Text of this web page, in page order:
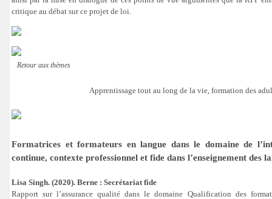
critique au débat sur ce projet de loi.
Retour aux thèmes
Apprentissage tout au long de la vie, formation des
Formatrices et formateurs en langue dans le domaine de
continue, contexte professionnel et fide dans l’enseignement des
Lisa Singh. (2020). Berne : Secrétariat fide
Rapport sur l’assurance qualité dans le domaine Qualification des